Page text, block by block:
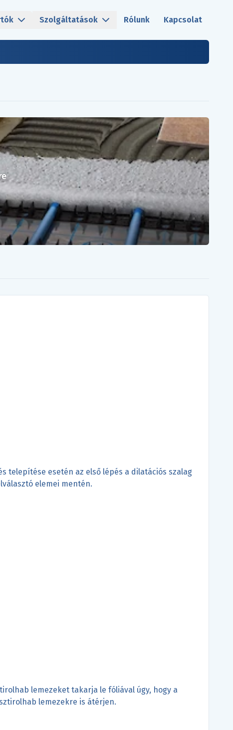
Szolgáltatások Rólunk Kapcsolat
telepítése esetén az első lépés a dilatációs szalag
elemei mentén.
lemezeket takarja le fóliával úgy, hogy a
lemezekre is átérjen.